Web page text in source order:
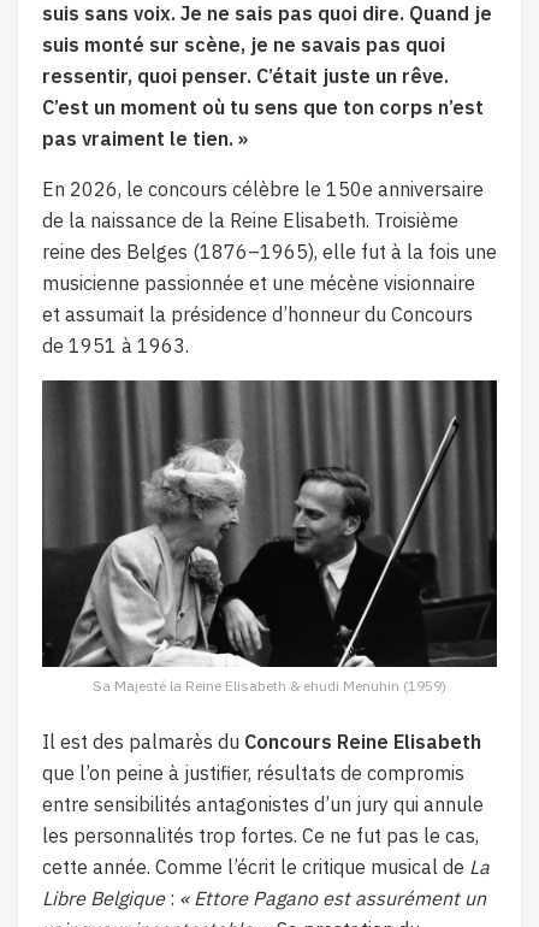
suis sans voix. Je ne sais pas quoi dire. Quand je
suis monté sur scène, je ne savais pas quoi
ressentir, quoi penser. C’était juste un rêve.
C’est un moment où tu sens que ton corps n’est
pas vraiment le tien. »
En 2026, le concours célèbre le 150e anniversaire
de la naissance de la Reine Elisabeth. Troisième
reine des Belges (1876–1965), elle fut à la fois une
musicienne passionnée et une mécène visionnaire
et assumait la présidence d’honneur du Concours
de 1951 à 1963.
Sa Majesté la Reine Elisabeth & ehudi Menuhin (1959)
Il est des palmarès du Concours Reine Elisabeth
que l’on peine à justifier, résultats de compromis
entre sensibilités antagonistes d’un jury qui annule
les personnalités trop fortes. Ce ne fut pas le cas,
cette année. Comme l’écrit le critique musical de La
Libre Belgique: « Ettore Pagano est assurément un